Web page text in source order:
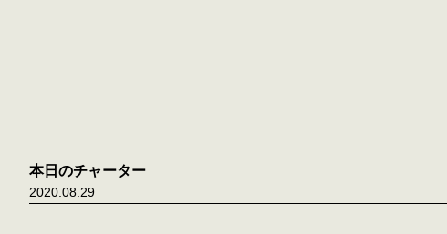
本日のチャーター
2020.08.29